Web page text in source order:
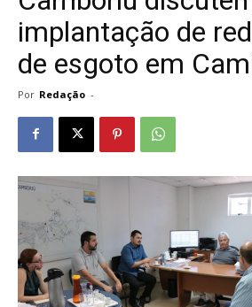
implantação de
de esgoto em
Por Redação -